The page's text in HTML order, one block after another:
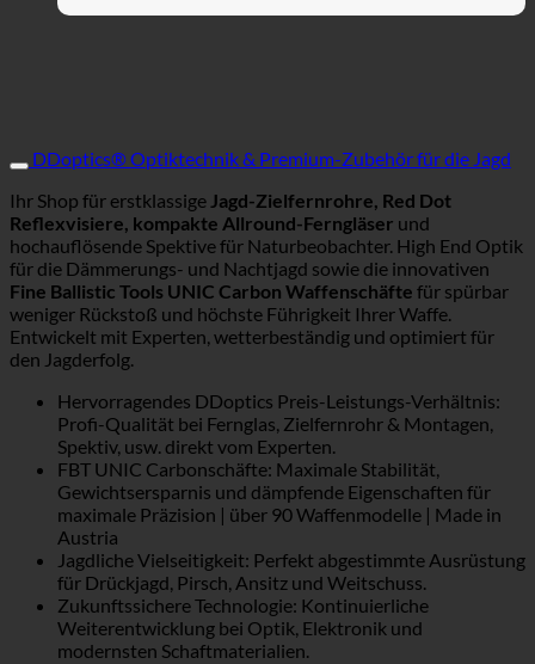
DDoptics® Optiktechnik & Premium-Zubehör für die Jagd
Ihr Shop für erstklassige Jagd-Zielfernrohre, Red Dot
Reflexvisiere, kompakte Allround-Ferngläser und
hochauflösende Spektive für Naturbeobachter. High End Optik
für die Dämmerungs- und Nachtjagd sowie die innovativen
Fine Ballistic Tools UNIC Carbon Waffenschäfte für spürbar
weniger Rückstoß und höchste Führigkeit Ihrer Waffe.
Entwickelt mit Experten, wetterbeständig und optimiert für
den Jagderfolg.
Hervorragendes DDoptics Preis-Leistungs-Verhältnis:
Profi-Qualität bei Fernglas, Zielfernrohr & Montagen,
Spektiv, usw. direkt vom Experten.
FBT UNIC Carbonschäfte: Maximale Stabilität,
Gewichtsersparnis und dämpfende Eigenschaften für
maximale Präzision | über 90 Waffenmodelle | Made in
Austria
Jagdliche Vielseitigkeit: Perfekt abgestimmte Ausrüstung
für Drückjagd, Pirsch, Ansitz und Weitschuss.
Zukunftssichere Technologie: Kontinuierliche
Weiterentwicklung bei Optik, Elektronik und
modernsten Schaftmaterialien.